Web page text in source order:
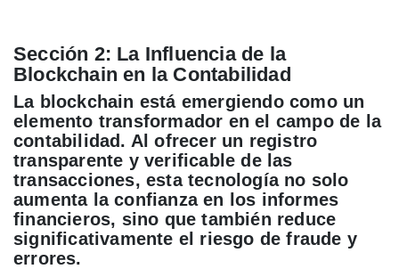
Sección 2: La Influencia de la
Blockchain en la Contabilidad
La blockchain está emergiendo como un
elemento transformador en el campo de la
contabilidad. Al ofrecer un registro
transparente y verificable de las
transacciones, esta tecnología no solo
aumenta la confianza en los informes
financieros, sino que también reduce
significativamente el riesgo de fraude y
errores.